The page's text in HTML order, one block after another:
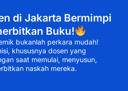
di Jakarta Bermimpi
Buku!
bukanlah perkara mudah!
khususnya dosen yang
saat memulai, menyusun,
naskah mereka.